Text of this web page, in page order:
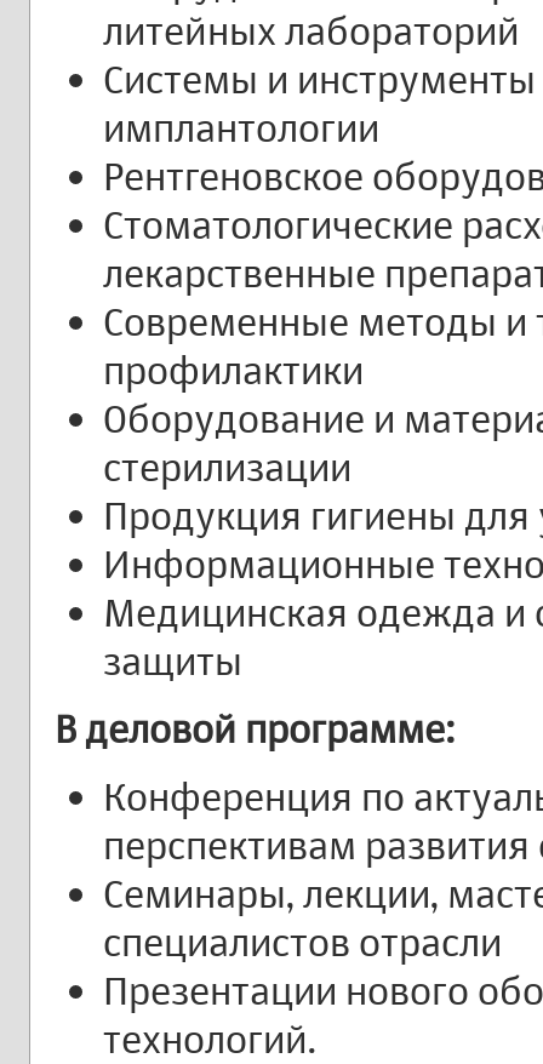
литейных лабораторий
Системы и
имплантологии
Рентгеновское
Стоматологические
лекарственные
Современные методы и
профилактики
Оборудование и
стерилизации
Продукция гигиены для
Информационные
Медицинская одежда и
защиты
В деловой программе:
Конференция по
перспективам развития
Семинары, лекции,
специалистов отрасли
Презентации нового
технологий.